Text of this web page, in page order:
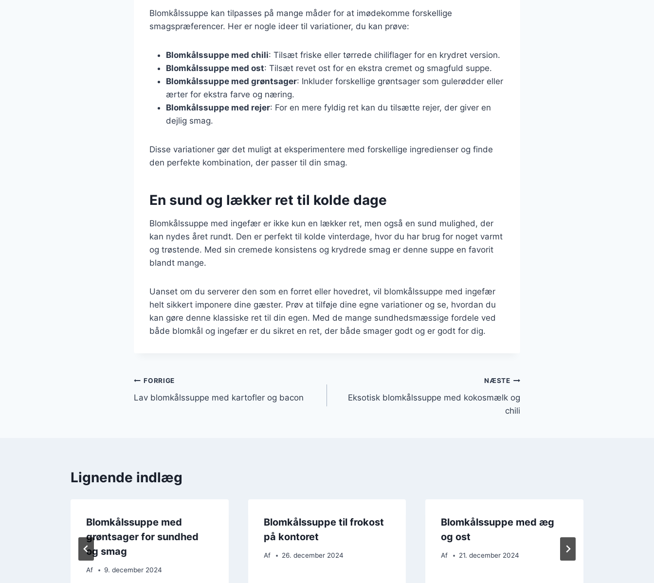
Blomkålssuppe kan tilpasses på mange måder for at imødekomme forskellige
smagspræferencer. Her er nogle ideer til variationer, du kan prøve:
Blomkålssuppe med chili: Tilsæt friske eller tørrede chiliflager for en krydret version.
Blomkålssuppe med ost: Tilsæt revet ost for en ekstra cremet og smagfuld suppe.
Blomkålssuppe med grøntsager: Inkluder forskellige grøntsager som gulerødder eller
ærter for ekstra farve og næring.
Blomkålssuppe med rejer: For en mere fyldig ret kan du tilsætte rejer, der giver en
dejlig smag.
Disse variationer gør det muligt at eksperimentere med forskellige ingredienser og finde
den perfekte kombination, der passer til din smag.
En sund og lækker ret til kolde dage
Blomkålssuppe med ingefær er ikke kun en lækker ret, men også en sund mulighed, der
kan nydes året rundt. Den er perfekt til kolde vinterdage, hvor du har brug for noget varmt
og trøstende. Med sin cremede konsistens og krydrede smag er denne suppe en favorit
blandt mange.
Uanset om du serverer den som en forret eller hovedret, vil blomkålssuppe med ingefær
helt sikkert imponere dine gæster. Prøv at tilføje dine egne variationer og se, hvordan du
kan gøre denne klassiske ret til din egen. Med de mange sundhedsmæssige fordele ved
både blomkål og ingefær er du sikret en ret, der både smager godt og er godt for dig.
Indlægsnavigation
FORRIGE
Lav blomkålssuppe med kartofler og bacon
NÆSTE
Eksotisk blomkålssuppe med kokosmælk og
chili
Lignende indlæg
Blomkålssuppe med
grøntsager for sundhed
og smag
Af 9. december 2024
Blomkålssuppe til frokost
på kontoret
Af 26. december 2024
Blomkålssuppe med æg
og ost
Af 21. december 2024